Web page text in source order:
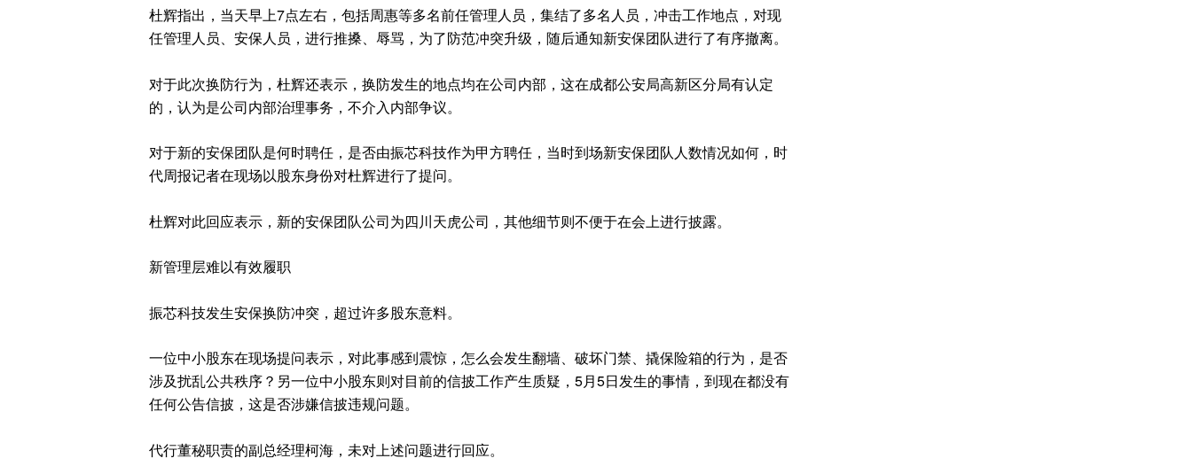
杜辉指出，当天早上7点左右，包括周惠等多名前任管理人员，集结了多名人员，冲击工作地点，对现
任管理人员、安保人员，进行推搡、辱骂，为了防范冲突升级，随后通知新安保团队进行了有序撤离。
对于此次换防行为，杜辉还表示，换防发生的地点均在公司内部，这在成都公安局高新区分局有认定
的，认为是公司内部治理事务，不介入内部争议。
对于新的安保团队是何时聘任，是否由振芯科技作为甲方聘任，当时到场新安保团队人数情况如何，时
代周报记者在现场以股东身份对杜辉进行了提问。
杜辉对此回应表示，新的安保团队公司为四川天虎公司，其他细节则不便于在会上进行披露。
新管理层难以有效履职
振芯科技发生安保换防冲突，超过许多股东意料。
一位中小股东在现场提问表示，对此事感到震惊，怎么会发生翻墙、破坏门禁、撬保险箱的行为，是否
涉及扰乱公共秩序？另一位中小股东则对目前的信披工作产生质疑，5月5日发生的事情，到现在都没有
任何公告信披，这是否涉嫌信披违规问题。
代行董秘职责的副总经理柯海，未对上述问题进行回应。